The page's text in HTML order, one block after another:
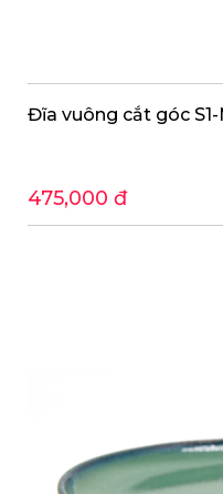
Đĩa vuông cắt góc
475,000 đ